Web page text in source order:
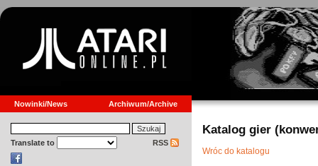
Nowinki/News Archiwum/Archive
Translate to RSS
Katalog gier
Wróc do katalogu